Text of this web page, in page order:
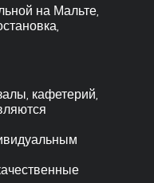
на Мальте,
кафетерий,